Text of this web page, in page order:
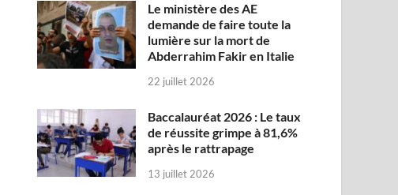
Le ministère des AE
demande de faire toute la
lumière sur la mort de
Abderrahim Fakir en Italie
22 juillet 2026
Baccalauréat 2026 : Le taux
de réussite grimpe à 81,6%
après le rattrapage
13 juillet 2026